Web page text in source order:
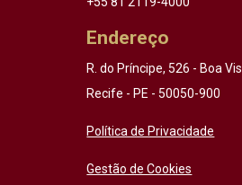
Endereço
R. do Príncipe, 526 - Boa
Recife - PE - 50050-900
Política de Privacidade
Gestão de Cookies